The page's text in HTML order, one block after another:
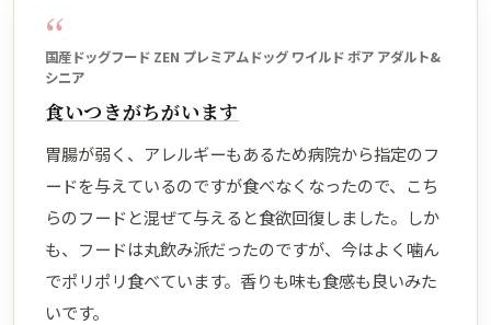
“
国産ドッグフード ZEN プレミアムドッグ ワイルド ボア アダルト&
シニア
食いつきがちがいます
胃腸が弱く、アレルギーもあるため病院から指定のフ
ードを与えているのですが食べなくなったので、こち
らのフードと混ぜて与えると食欲回復しました。しか
も、フードは丸飲み派だったのですが、今はよく噛ん
でポリポリ食べています。香りも味も食感も良いみた
いです。